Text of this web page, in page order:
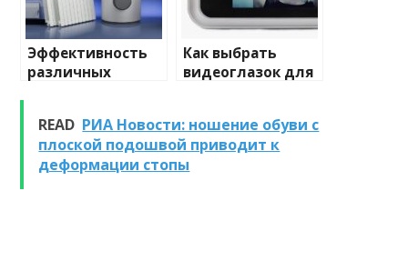
Эффективность
различных
очистке и
промывке котлов
Как выбрать
видеоглазок для
READ РИА Новости: ношение обуви с
плоской подошвой приводит к
деформации стопы